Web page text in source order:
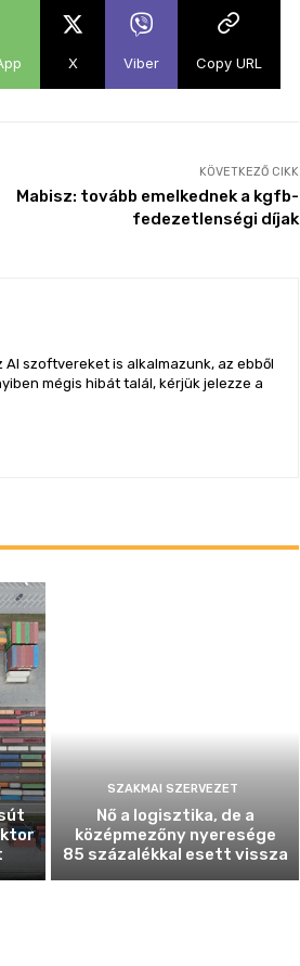
X Viber Copy URL
KÖVETKEZŐ CIKK
Mabisz: tovább emelkednek a kgfb-
fedezetlenségi díjak
szoftvereket is alkalmazunk, az ebből
mégis hibát talál, kérjük jelezze a
SZAKMAI SZERVEZET
Nő a logisztika, de a
középmezőny nyeresége
85 százalékkal esett vissza